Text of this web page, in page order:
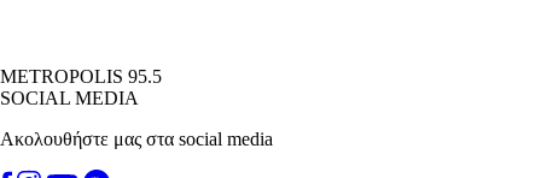
METROPOLIS 95.5
SOCIAL MEDIA
Ακολουθήστε μας στα social media